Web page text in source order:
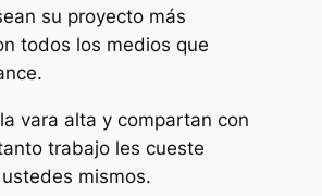
su proyecto más
todos los medios que
vara alta y compartan con
trabajo les cueste
mismos.